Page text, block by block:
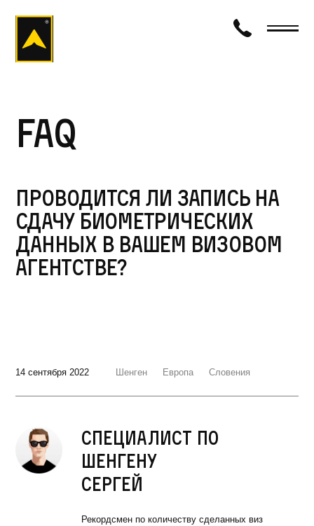
FAQ
Проводится ли запись на
сдачу биометрических
данных в вашем визовом
агентстве?
14 сентября 2022 Шенген Европа Словения
Специалист по
шенгену
Сергей
Рекордсмен по количеству сделанных виз